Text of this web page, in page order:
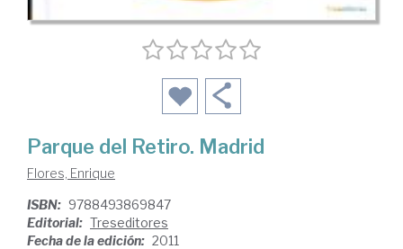
Parque del Retiro. Madrid
Flores, Enrique
ISBN: 9788493869847
Editorial: Treseditores
Fecha de la edición: 2011